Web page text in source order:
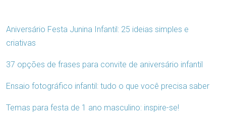
Aniversário Festa Junina Infantil: 25 ideias simples e
criativas
37 opções de frases para convite de aniversário infantil
Ensaio fotográfico infantil: tudo o que você precisa saber
Temas para festa de 1 ano masculino: inspire-se!